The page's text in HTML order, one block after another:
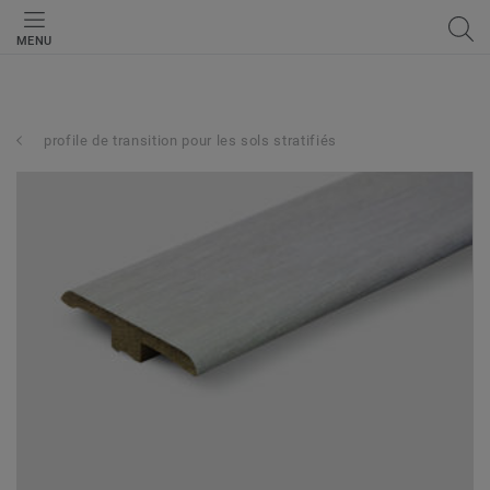
MENU
profile de transition pour les sols stratifiés